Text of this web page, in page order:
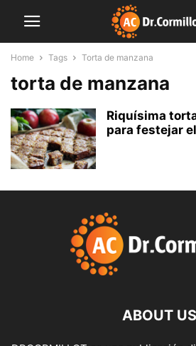
Home Tags Torta de manzana
torta de manzana
Riquísima
para festejar
ABOUT US